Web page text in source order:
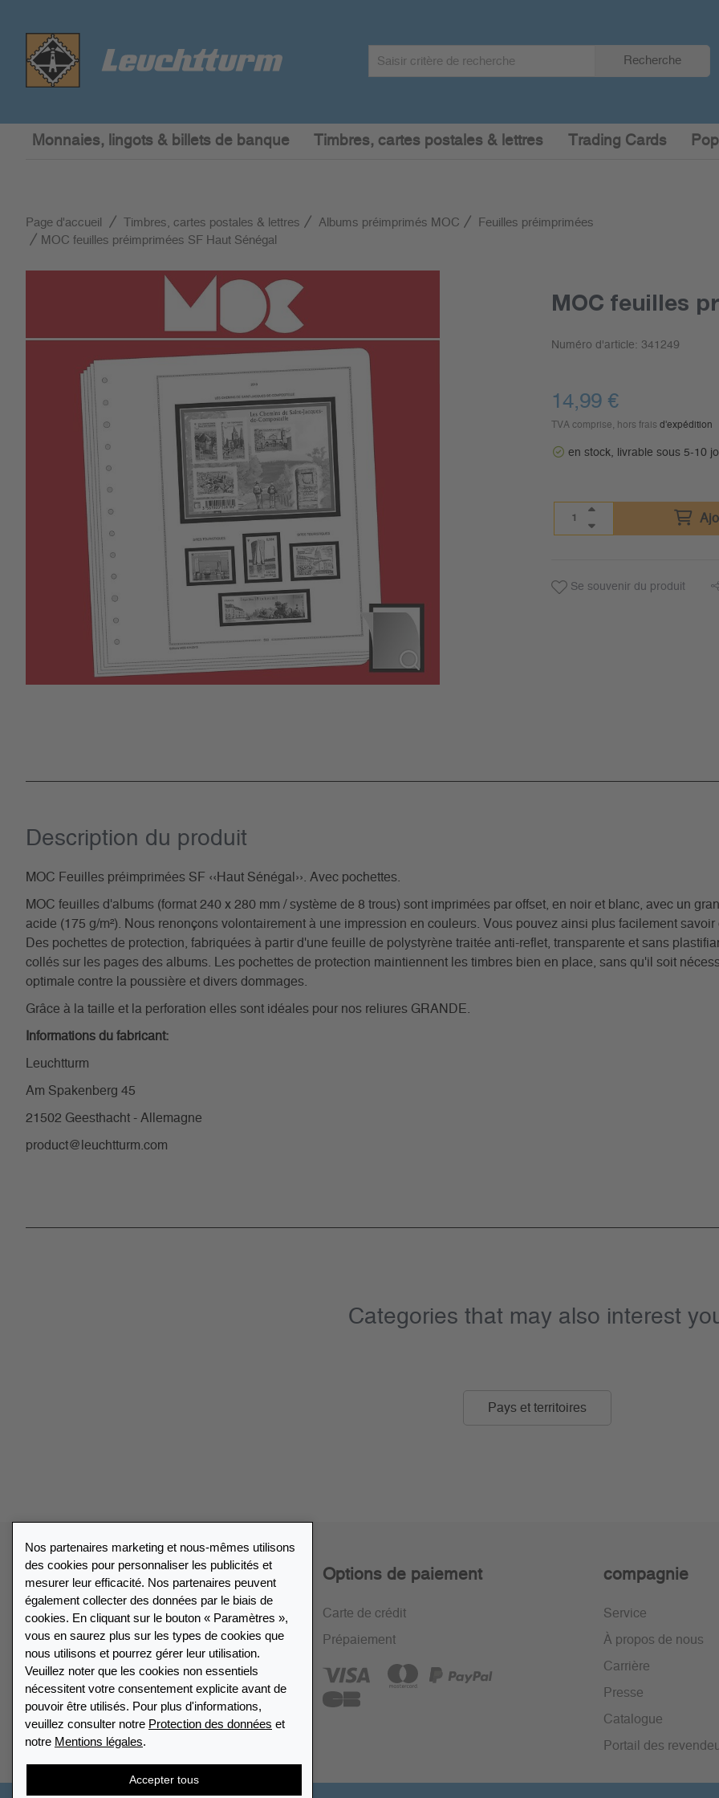
Recherche
Monnaies, lingots & billets de banque Timbres, cartes postales & lettres Trading Cards
Page d'accueil Timbres, cartes postales & lettres Albums préimprimés MOC
Feuilles préimprimées
MOC feuilles préimprimées SF Haut Sénégal
MOC feuilles
Numéro d'article: 341249
14,99 €
TVA comprise, hors frais d'expédition
en stock, livrable sous 5-10
Se souvenir du produit
Description du­ produit
MOC Feuilles préimprimées SF ‹‹Haut Sénégal››. Avec pochettes.
MOC feuilles d'albums (format 240 x 280 mm / système de 8 trous) sont imprimées par offset, en noir et blanc, avec un
acide (175 g/m²). Nous renonçons volontairement à une impression en couleurs. Vous pouvez ainsi plus facilement
Des pochettes de protection, fabriquées à partir d'une feuille de polystyrène traitée anti-reflet, transparente et sans
collés sur les pages des albums. Les pochettes de protection maintiennent les timbres bien en place, sans qu'il soit
optimale contre la poussière et divers dommages.
Grâce à la taille et la perforation elles sont idéales pour nos reliures GRANDE.
Informations du fabricant:
Leuchtturm
Am Spakenberg 45
21502 Geesthacht - Allemagne
product@leuchtturm.com
Categories that may also interest
Pays et territoires
Service
Politique de retour de 30 jours
Cryptage SSL
FAQ
Options de paiement
Carte de crédit
Prépaiement
compagnie
Service
À propos de nous
Carrière
Presse
Catalogue
Portail des
Nos partenaires marketing et nous-mêmes utilisons
des cookies pour personnaliser les publicités et
mesurer leur efficacité. Nos partenaires peuvent
également collecter des données par le biais de
cookies. En cliquant sur le bouton « Paramètres »,
vous en saurez plus sur les types de cookies que
nous utilisons et pourrez gérer leur utilisation.
Veuillez noter que les cookies non essentiels
nécessitent votre consentement explicite avant de
pouvoir être utilisés. Pour plus d'informations,
veuillez consulter notre Protection des données et
notre Mentions légales.
Accepter tous